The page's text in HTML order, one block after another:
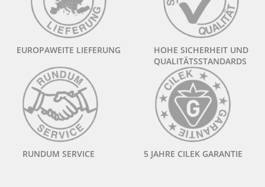
EUROPAWEITE LIEFERUNG
HOHE SICHERHEIT UND
QUALITÄTSSTANDARDS
RUNDUM SERVICE 5 JAHRE CILEK GARANTIE